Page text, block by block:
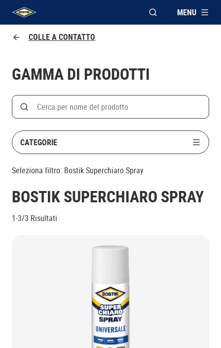
UHU logo
APRI FINESTRA
MENU
COLLE A CONTATTO
GAMMA DI PRODOTTI
Search
Cerca
CATEGORIE
Seleziona filtro: Bostik Superchiaro Spray
BOSTIK SUPERCHIARO SPRAY
1-3/3 Risultati